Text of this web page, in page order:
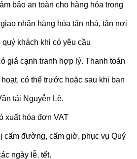
bảo an toàn cho hàng hóa trong
nhận hàng hóa tận nhà, tận nơi
khách khi có yêu cầu
giá cạnh tranh hợp lý. Thanh toán
có thể trước hoặc sau khi bạn
tải Nguyễn Lê.
xuất hóa đơn VAT
cấm đường, cấm giờ, phục vụ Quý
ngày lễ, tết.